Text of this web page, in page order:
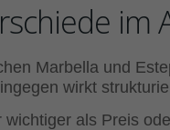
im
Marbella und
wirkt
als Preis